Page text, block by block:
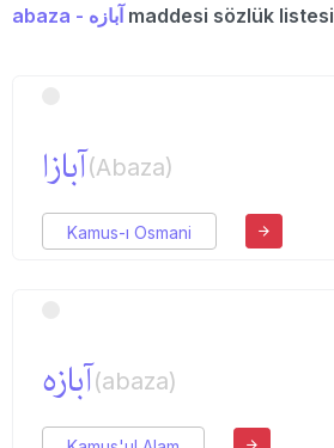
abaza - آبازه maddesi sözlük listesi
آبازا(Abaza)
Kamus-ı Osmani
آبازه(abaza)